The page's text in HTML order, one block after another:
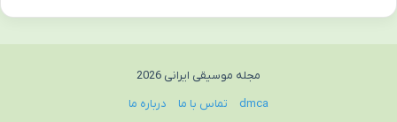
مجله موسیقی ایرانی 2026
dmca
تماس با ما درباره ما